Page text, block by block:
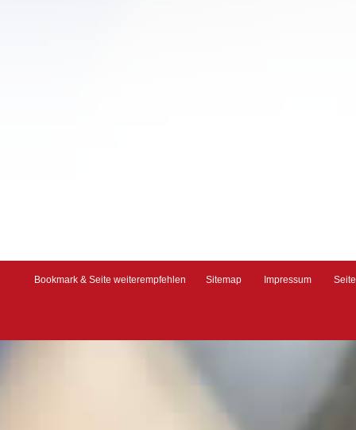
Bookmark & Seite weiterempfehlen Sitemap Impressum